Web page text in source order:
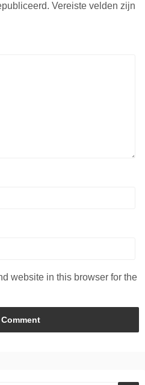
Vereiste velden zijn
website in this browser for the